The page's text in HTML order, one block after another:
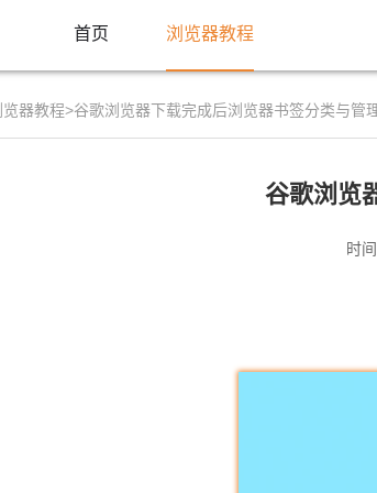
首页 浏览器教程
览器教程>谷歌浏览器下载完成后浏览器书签分类与管
谷歌浏览
时